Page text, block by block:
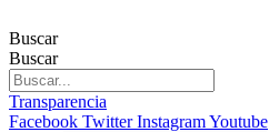
Buscar
Buscar
Transparencia
Facebook Twitter InstagramYoutube